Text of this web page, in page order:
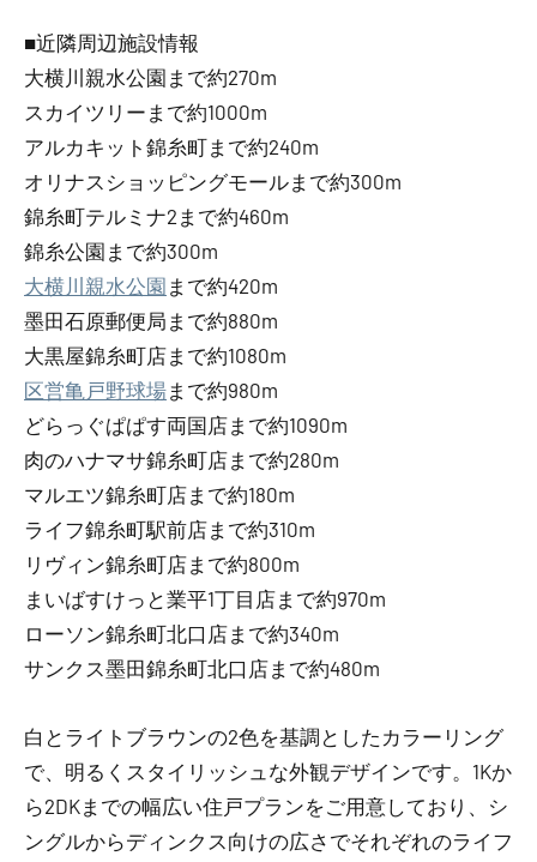
■近隣周辺施設情報
大横川親水公園まで約270m
スカイツリーまで約1000m
アルカキット錦糸町まで約240m
オリナスショッピングモールまで約300m
錦糸町テルミナ2まで約460m
錦糸公園まで約300m
大横川親水公園 まで約420m
墨田石原郵便局まで約880m
大黒屋錦糸町店まで約1080m
区営亀戸野球場まで約980m
どらっぐぱぱす両国店まで約1090m
肉のハナマサ錦糸町店まで約280m
マルエツ錦糸町店まで約180m
ライフ錦糸町駅前店まで約310m
リヴィン錦糸町店まで約800m
まいばすけっと業平1丁目店まで約970m
ローソン錦糸町北口店まで約340m
サンクス墨田錦糸町北口店まで約480m
白とライトブラウンの2色を基調としたカラーリング
で、明るくスタイリッシュな外観デザインです。1Kか
ら2DKまでの幅広い住戸プランをご用意しており、シ
ングルからディンクス向けの広さでそれぞれのライフ